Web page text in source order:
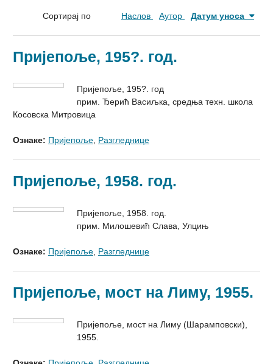
Сортирај по Наслов Аутор Датум уноса
Пријепоље, 195?. год.
Пријепоље, 195?. год
прим. Ђерић Васиљка, средња техн. школа
Косовска Митровица
Ознаке: Пријепоље, Разгледнице
Пријепоље, 1958. год.
Пријепоље, 1958. год.
прим. Милошевић Слава, Улцињ
Ознаке: Пријепоље, Разгледнице
Пријепоље, мост на Лиму, 1955.
Пријепоље, мост на Лиму (Шарамповски),
1955.